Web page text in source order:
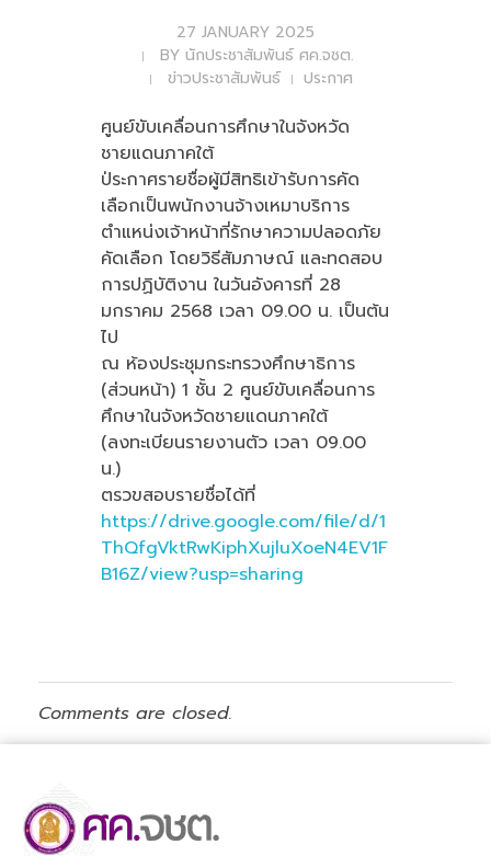
27 JANUARY 2025
BY นักประชาสัมพันธ์ ศค.จชต.
ข่าวประชาสัมพันธ์
ประกาศ
ศูนย์ขับเคลื่อนการศึกษาในจังหวัด
ชายแดนภาคใต้
ป่ระกาศรายชื่อผู้มีสิทธิเข้ารับการคัด
เลือกเป็นพนักงานจ้างเหมาบริการ
ตำแหน่งเจ้าหน้าที่รักษาความปลอดภัย
คัดเลือก โดยวิธีสัมภาษณ์ และทดสอบ
การปฏิบัติงาน ในวันอังคารที่ 28
มกราคม 2568 เวลา 09.00 น. เป็นต้น
ไป
ณ ห้องประชุมกระทรวงศึกษาธิการ
(ส่วนหน้า) 1 ชั้น 2 ศูนย์ขับเคลื่อนการ
ศึกษาในจังหวัดชายแดนภาคใต้
(ลงทะเบียนรายงานตัว เวลา 09.00
น.)
ตรวขสอบรายชื่อได้ที่
https://drive.google.com/file/d/1
ThQfgVktRwKiphXujluXoeN4EV1F
B16Z/view?usp=sharing
Comments are closed.